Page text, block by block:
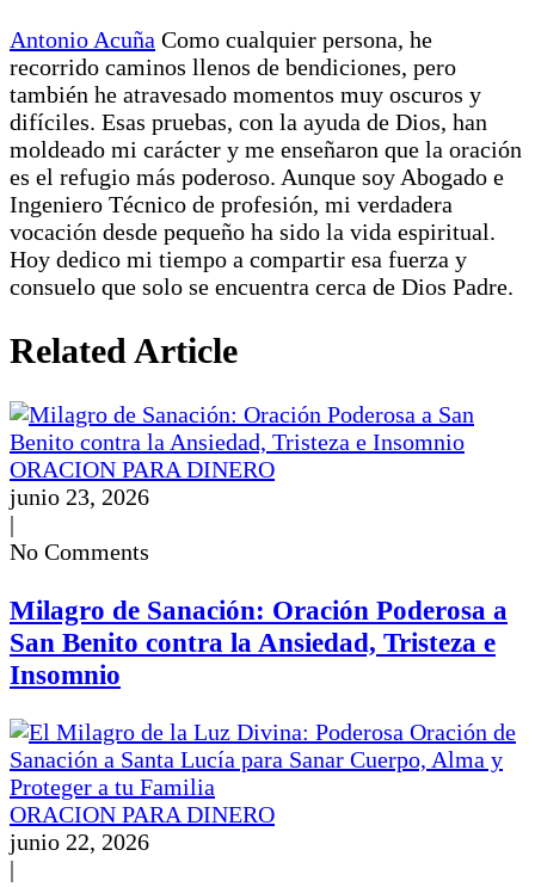
Antonio Acuña Como cualquier persona, he
recorrido caminos llenos de bendiciones, pero
también he atravesado momentos muy oscuros y
difíciles. Esas pruebas, con la ayuda de Dios, han
moldeado mi carácter y me enseñaron que la oración
es el refugio más poderoso. Aunque soy Abogado e
Ingeniero Técnico de profesión, mi verdadera
vocación desde pequeño ha sido la vida espiritual.
Hoy dedico mi tiempo a compartir esa fuerza y
consuelo que solo se encuentra cerca de Dios Padre.
Related Article
ORACION PARA DINERO
junio 23, 2026
|
No Comments
Milagro de Sanación: Oración Poderosa a
San Benito contra la Ansiedad, Tristeza e
Insomnio
ORACION PARA DINERO
junio 22, 2026
|